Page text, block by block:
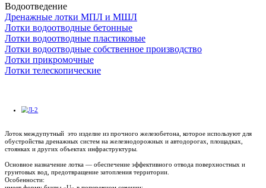
Водоотведение
Дренажные лотки МПЛ и МШЛ
Лотки водоотводные бетонные
Лотки водоотводные пластиковые
Лотки водоотводные собственное производство
Лотки прикромочные
Лотки телескопические